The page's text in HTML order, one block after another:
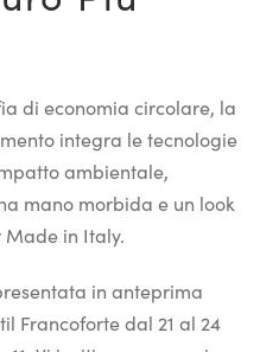
di economia circolare, la
integra le tecnologie
ambientale,
mano morbida e un look
in Italy.
in anteprima
Francoforte dal 21 al 24